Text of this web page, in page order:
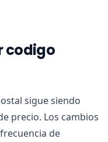
codigo
sigue siendo
precio. Los cambios
de